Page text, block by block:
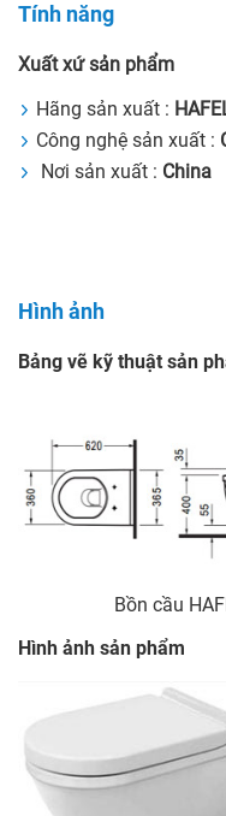
Tính năng
Xuất xứ sản phẩm
Hãng sản xuất :
Công nghệ sản xuất :
Nơi sản xuất : China
Hình ảnh
Bảng vẽ kỹ thuật sản
Bồn cầu
Hình ảnh sản phẩm